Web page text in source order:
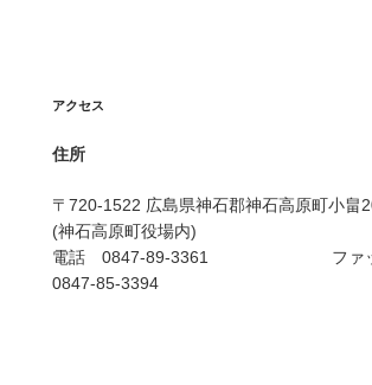
アクセス
住所
〒720-1522 広島県神石郡神石高原町小畠
(神石高原町役場内)
電話 0847-89-3361 ファッ
0847-85-3394